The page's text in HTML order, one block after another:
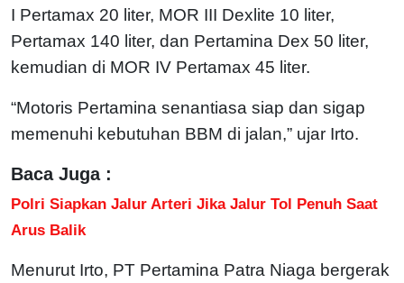
I Pertamax 20 liter, MOR III Dexlite 10 liter,
Pertamax 140 liter, dan Pertamina Dex 50 liter,
kemudian di MOR IV Pertamax 45 liter.
“Motoris Pertamina senantiasa siap dan sigap
memenuhi kebutuhan BBM di jalan,” ujar Irto.
Baca Juga :
Polri Siapkan Jalur Arteri Jika Jalur Tol Penuh Saat
Arus Balik
Menurut Irto, PT Pertamina Patra Niaga bergerak